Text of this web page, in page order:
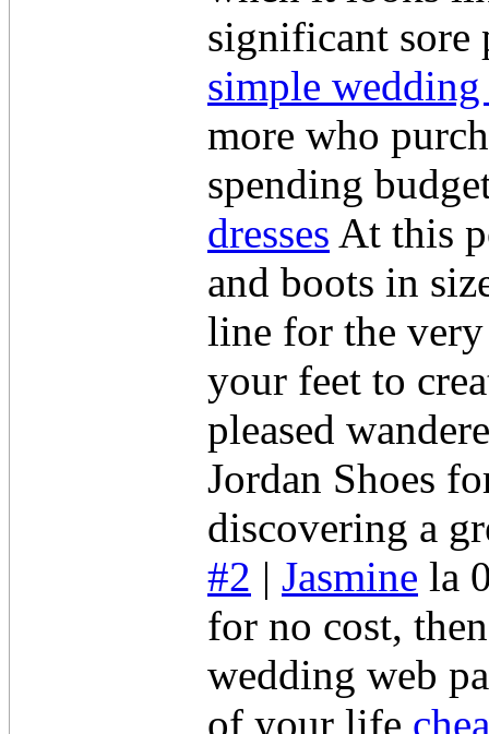
significant
simple
more who
spending
dresses At this
and boots in
line for the very
your feet to
pleased
Jordan Shoes
discovering a
#2 | Jasmine la
for no cost,
wedding web
of your life